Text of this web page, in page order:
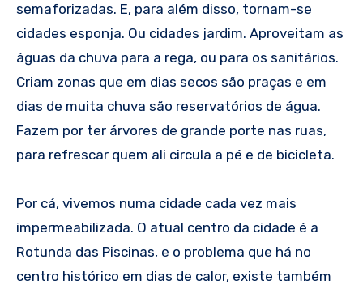
semaforizadas. E, para além disso, tornam-se
cidades esponja. Ou cidades jardim. Aproveitam as
águas da chuva para a rega, ou para os sanitários.
Criam zonas que em dias secos são praças e em
dias de muita chuva são reservatórios de água.
Fazem por ter árvores de grande porte nas ruas,
para refrescar quem ali circula a pé e de bicicleta.
Por cá, vivemos numa cidade cada vez mais
impermeabilizada. O atual centro da cidade é a
Rotunda das Piscinas, e o problema que há no
centro histórico em dias de calor, existe também